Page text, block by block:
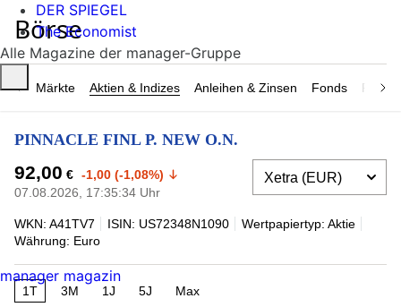
Märkte Aktien & Indizes Anleihen & Zinsen Fonds
PINNACLE FINL P. NEW O.N.
92,00 € -1,00 (-1,08%)
07.08.2026, 17:35:34 Uhr
WKN: A41TV7 ISIN: US72348N1090
Wertpapiertyp: Aktie
Währung: Euro
1T 3M 1J 5J Max
DER SPIEGEL
The Economist
Alle Magazine der manager-Gruppe
manager magazin